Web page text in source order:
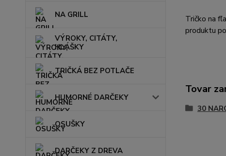
NA GRILL
VÝROKY, CITÁTY,
HLÁŠKY
TRIČKÁ BEZ POTLAČE
HUMORNÉ DARČEKY
OSUŠKY
DARČEKY Z DREVA
Tričko na
produktu
Tovar
30